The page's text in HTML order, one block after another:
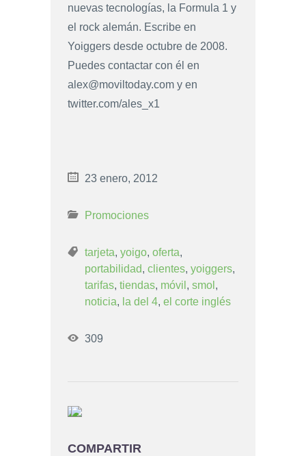
nuevas tecnologías, la Formula 1 y
el rock alemán. Escribe en
Yoiggers desde octubre de 2008.
Puedes contactar con él en
alex@moviltoday.com y en
twitter.com/ales_x1
23 enero, 2012
Promociones
tarjeta, yoigo, oferta,
portabilidad, clientes, yoiggers,
tarifas, tiendas, móvil , smol ,
noticia, la del 4, el corte inglés
309
COMPARTIR